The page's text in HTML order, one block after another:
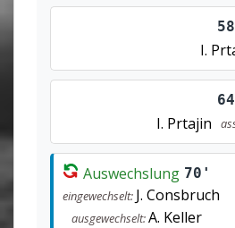
I.
I. Prtajin
Auswechslung 70'
eingewechselt: J. Consbruch
ausgewechselt:A. Keller